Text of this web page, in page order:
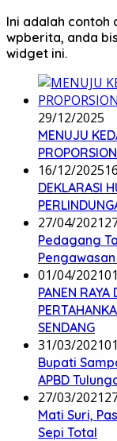
Ini adalah
wpberita, anda
widget ini.
29/12/2025
MENUJU
16/12/2025
DEKLARASI
27/04/2021
Pedagang
01/04/2021
PANEN
SENDANG
31/03/2021
Bupati
APBD
27/03/2021
Mati Suri,
Sepi Total